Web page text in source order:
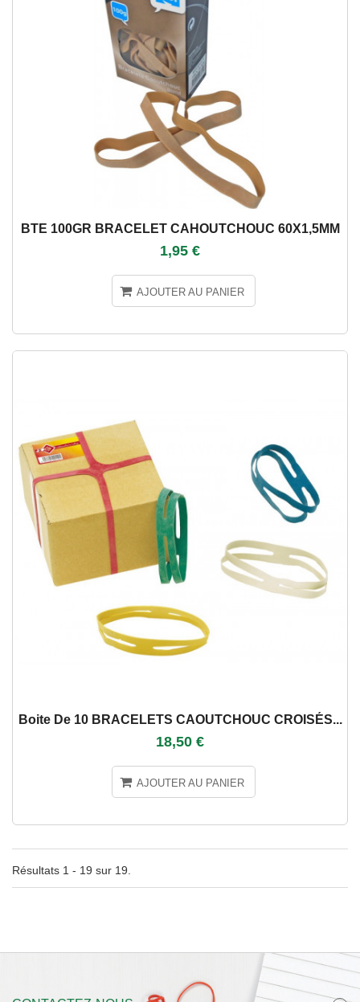
BTE 100GR BRACELET CAHOUTCHOUC 60X1,5MM
1,95 €
AJOUTER AU PANIER
Boite De 10 BRACELETS CAOUTCHOUC CROISÉS...
18,50 €
AJOUTER AU PANIER
Résultats 1 - 19 sur 19.